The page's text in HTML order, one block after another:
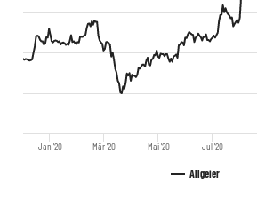
Allgeier
Jan '20 Mär '20 Mai '20 Jul '20